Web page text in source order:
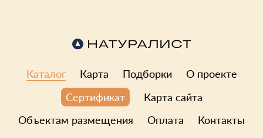
Каталог Карта Подборки
О проекте
Сертификат
Карта сайта
Объектам размещения
Оплата Контакты